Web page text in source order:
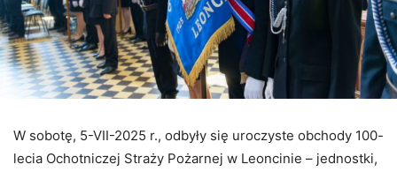
W sobotę, 5-VII-2025 r., odbyły się uroczyste obchody 100-
lecia Ochotniczej Straży Pożarnej w Leoncinie – jednostki,